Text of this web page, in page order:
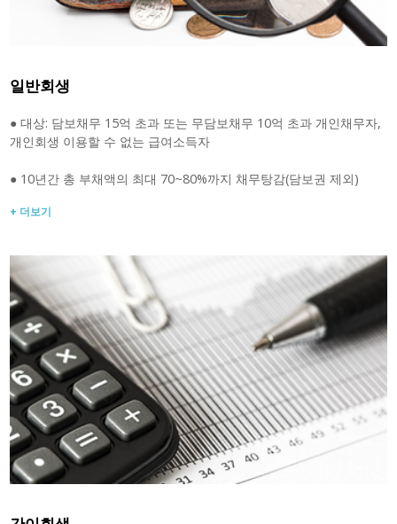
일반회생
● 대상: 담보채무 15억 초과 또는 무담보채무 10억 초과 개인채무자,
개인회생 이용할 수 없는 급여소득자
● 10년간 총 부채액의 최대 70~80%까지 채무탕감(담보권 제외)
+ 더보기